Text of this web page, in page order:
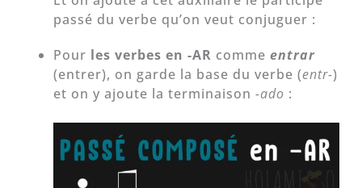
passé du verbe qu’on veut conjuguer :
Pour les verbes en -AR comme entrar
(entrer), on garde la base du verbe (entr-)
et on y ajoute la terminaison-ado :